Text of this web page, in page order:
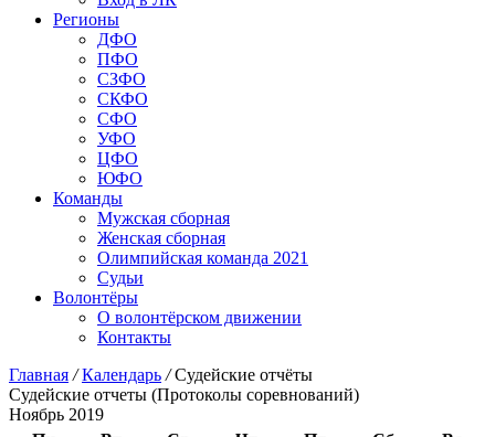
Регионы
ДФО
ПФО
СЗФО
СКФО
СФО
УФО
ЦФО
ЮФО
Команды
Мужская сборная
Женская сборная
Олимпийская команда 2021
Судьи
Волонтёры
О волонтёрском движении
Контакты
Главная / Календарь /Судейские отчёты
Судейские отчеты (Протоколы соревнований)
Ноябрь 2019